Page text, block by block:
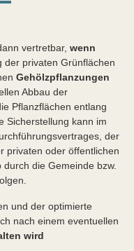
vertretbar, wenn
privaten Grünflächen
Gehölzpflanzungen
Abbau der
Pflanzflächen entlang
Sicherstellung kann im
der
privaten oder öffentlichen
die Gemeinde bzw.
und der optimierte
nach einem eventuellen
wird